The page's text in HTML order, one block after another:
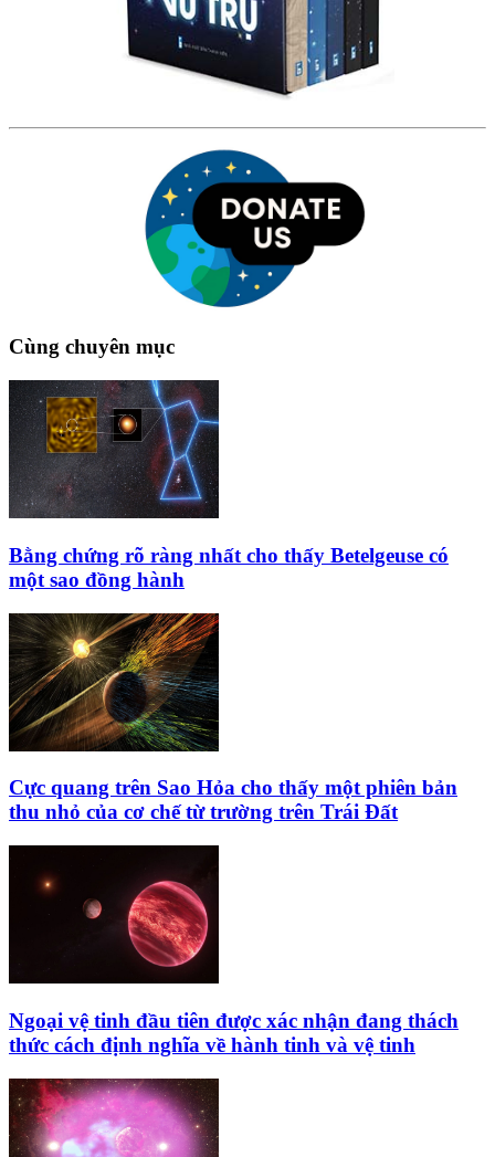
Cùng chuyên mục
Bằng chứng rõ ràng nhất cho thấy Betelgeuse có
một sao đồng hành
Cực quang trên Sao Hỏa cho thấy một phiên bản
thu nhỏ của cơ chế từ trường trên Trái Đất
Ngoại vệ tinh đầu tiên được xác nhận đang thách
thức cách định nghĩa về hành tinh và vệ tinh